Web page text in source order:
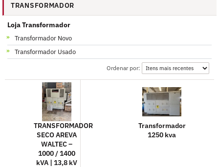
TRANSFORMADOR
Loja Transformador
Transformador Novo
Transformador Usado
Ordenar por:
TRANSFORMADOR
SECO AREVA
WALTEC –
1000 / 1400
kVA | 13,8 kV
Transformador
1250 kva